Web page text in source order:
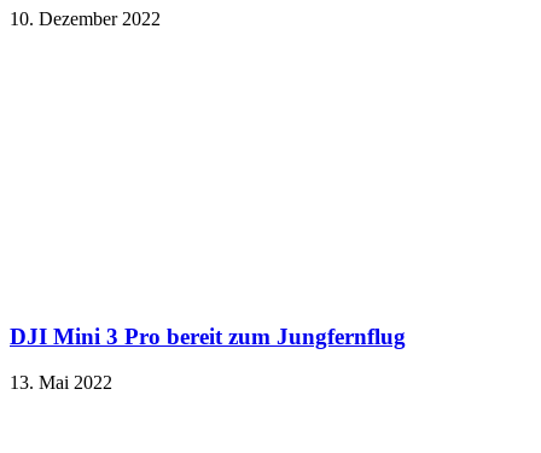
10. Dezember 2022
DJI Mini 3 Pro bereit zum Jungfernflug
13. Mai 2022